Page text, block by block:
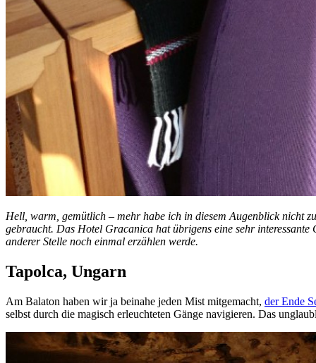
Hell, warm, gemütlich – mehr habe ich in diesem Augenblick nicht
gebraucht. Das Hotel Gracanica hat übrigens eine sehr interessante
anderer Stelle noch einmal erzählen werde.
Tapolca, Ungarn
Am Balaton haben wir ja beinahe jeden Mist mitgemacht, der Ende
selbst durch die magisch erleuchteten Gänge navigieren. Das